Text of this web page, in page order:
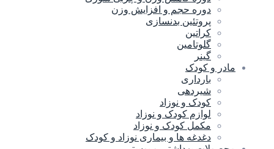
دوره حجم و افزایش وزن
پروتئین بدنسازی
کراتین
گلوتامین
گینر
مادر و کودک
بارداری
شیردهی
کودک و نوزاد
لوازم کودک و نوزاد
مکمل کودک و نوزاد
دغدغه ها و بیماری نوزاد و کودک